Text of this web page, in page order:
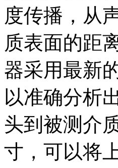
度传播，从
质表面的距
器采用最新
以准确分析
头到被测介
寸，可以将